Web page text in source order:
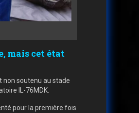
mais cet état
non soutenu au stade
IL-76MDK.
pour la première fois